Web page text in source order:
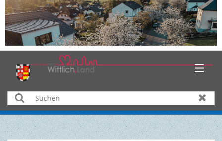
HOME
AKTUELLES
Suchen